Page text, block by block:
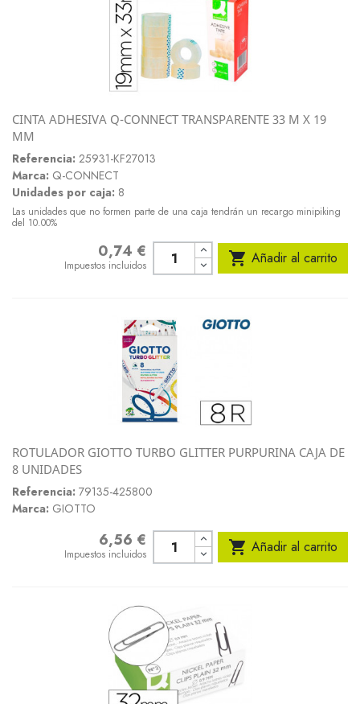
CINTA ADHESIVA Q-CONNECT TRANSPARENTE 33 M X 19
MM
Referencia: 25931-KF27013
Marca: Q-CONNECT
Unidades por caja: 8
Las unidades que no formen parte de una caja tendrán un recargo minipiking
del 10.00%
0,74 €
Impuestos incluidos  Añadir al carrito
ROTULADOR GIOTTO TURBO GLITTER PURPURINA CAJA DE
8 UNIDADES
Referencia: 79135-425800
Marca: GIOTTO
6,56 €
Impuestos incluidos  Añadir al carrito